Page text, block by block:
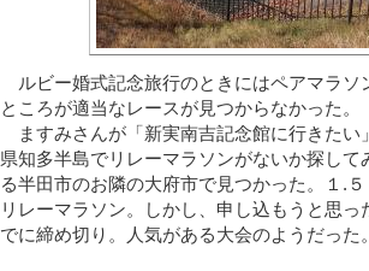
ルビー婚式記念旅行のときにはペアマラソ
ところが適当なレースが見つからなかった。
ますみさんが「新実南吉記念館に行きたい
県知多半島でリレーマラソンがないか探し
る半田市のお隣の大府市で見つかった。１.
リレーマラソン。しかし、申し込もうと思
でに締め切り。人気がある大会のようだった